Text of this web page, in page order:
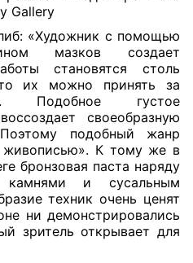
Gallery
«Художник с помощью
мазков создает
становятся столь
их можно принять за
Подобное густое
своеобразную
подобный жанр
живописью». К тому же в
бронзовая паста наряду
камнями и сусальным
техник очень ценят
ни демонстрировались
зритель открывает для